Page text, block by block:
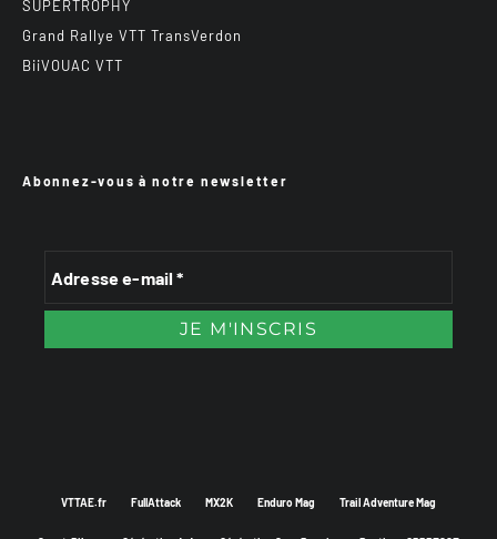
SUPERTROPHY
Grand Rallye VTT TransVerdon
BiiVOUAC VTT
Abonnez-vous à notre newsletter
VTTAE.fr FullAttack MX2K Enduro Mag Trail Adventure Mag